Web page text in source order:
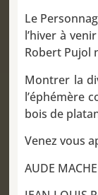
Le
l’hiver à
Robert Pujol
Montrer la
l’éphémère
bois de
Venez vous
AUDE